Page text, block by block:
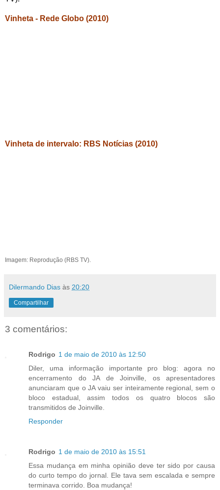
Vinheta - Rede Globo (2010)
Vinheta de intervalo: RBS Notícias (2010)
Imagem: Reprodução (RBS TV).
Dilermando Dias às 20:20
Compartilhar
3 comentários:
Rodrigo 1 de maio de 2010 às 12:50
Diler, uma informação importante pro blog: agora no
encerramento do JA de Joinville, os apresentadores
anunciaram que o JA vaiu ser inteiramente regional, sem o
bloco estadual, assim todos os quatro blocos são
transmitidos de Joinville.
Responder
Rodrigo 1 de maio de 2010 às 15:51
Essa mudança em minha opinião deve ter sido por causa
do curto tempo do jornal. Ele tava sem escalada e sempre
terminava corrido. Boa mudança!